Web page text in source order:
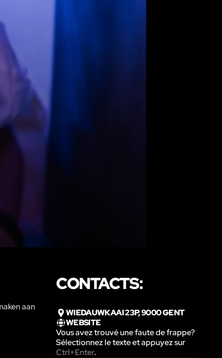
aan
CONTACTS:
WIEDAUWKAAI 23P, 9000 GENT
WEBSITE
Vous avez trouvé une faute de frappe?
Sélectionnez le texte et appuyez sur
Ctrl+Enter.